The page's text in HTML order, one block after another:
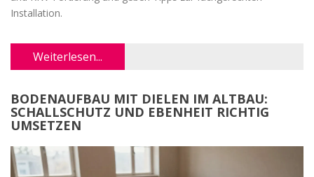
Installation.
Weiterlesen...
BODENAUFBAU MIT DIELEN IM ALTBAU:
SCHALLSCHUTZ UND EBENHEIT RICHTIG
UMSETZEN